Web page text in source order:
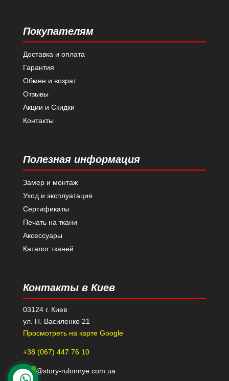
Покупателям
Доставка и оплата
Гарантия
Обмен и возрат
Отзывы
Акции и Скидки
Контакты
Полезная информация
Замер и монтаж
Уход и эксплуатация
Сертификаты
Печать на ткани
Аксессуары
Каталог тканей
Контакты в Киев
03124 г. Киев
ул. Н. Василенко 21
Просмотреть на карте Google
+38 (067) 447 76 10
kiev@story-rulonnye.com.ua